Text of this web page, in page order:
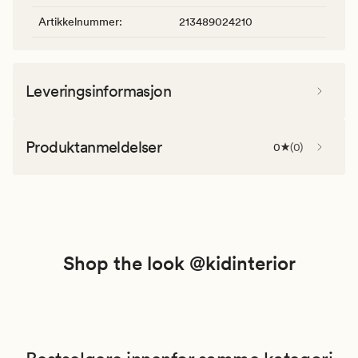
Artikkelnummer: 213489024210
Leveringsinformasjon
Produktanmeldelser 0 (0)
Shop the look @kidinterior